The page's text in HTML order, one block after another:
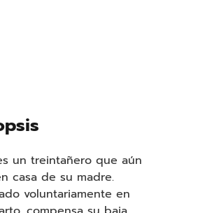
un treintañero que aún
casa de su madre.
voluntariamente en